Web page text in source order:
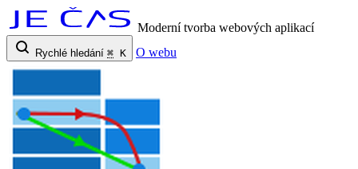
Moderní tvorba webových aplikací
Rychlé hledání ⌘ K O webu